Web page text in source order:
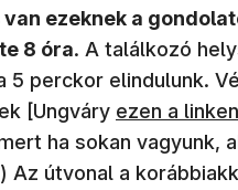
ezeknek a
8 óra. A találkozó
5 perckor elindulunk.
[Ungváry (új ablakban
ezen a
ha sokan vagyunk,
Az útvonal a